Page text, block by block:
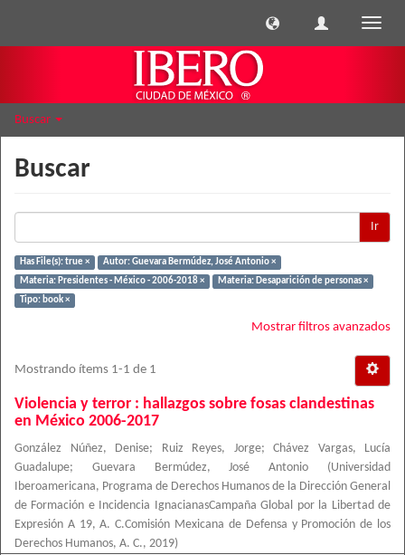
Buscar
Buscar
Ir
Has File(s): true ×
Autor: Guevara Bermúdez, José Antonio ×
Materia: Presidentes - México - 2006-2018 ×
Materia: Desaparición de personas ×
Tipo: book ×
Mostrar filtros avanzados
Mostrando ítems 1-1 de 1
Violencia y terror : hallazgos sobre fosas clandestinas
en México 2006-2017
González Núñez, Denise; Ruiz Reyes, Jorge; Chávez Vargas, Lucía
Guadalupe; Guevara Bermúdez, José Antonio (Universidad
Iberoamericana, Programa de Derechos Humanos de la Dirección General
de Formación e Incidencia IgnacianasCampaña Global por la Libertad de
Expresión A 19, A. C.Comisión Mexicana de Defensa y Promoción de los
Derechos Humanos, A. C., 2019)